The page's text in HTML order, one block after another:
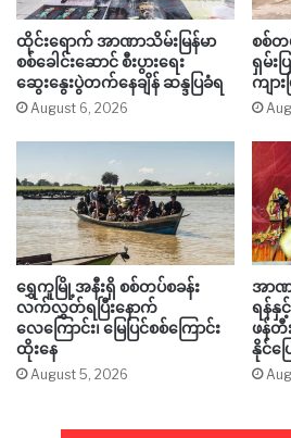
ထိုင်းရောက် အာဏာသိမ်းမြန်မာ
စစ်ခေါင်းဆောင် စီးပွားရေး
ဆွေးနွေးပွဲတက်နေချိန် ဆန္ဒပြခံရ
August 6, 2026
စစ်တ
ရှမ်း
ကျား
ရွှေကူမြို့အနီးရှိ စစ်တပ်စခန်း
လက်လွှတ်ရပြီးနောက်
လေကြောင်း၊ မြေပြင်စစ်ကြောင်း
ထိုးနေ
August 5, 2026
အာဏ
ရန်နှ
ဖန်တီ
နိုင်ပြ